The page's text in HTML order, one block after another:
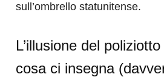
sull’ombrello statunitense.
L’illusione del
cosa ci insegna